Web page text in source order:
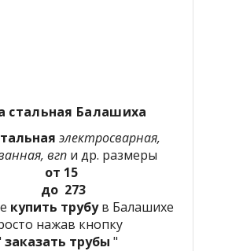
стальная Балашиха
электросварная,
вгп и др. размеры
от 15
до 273
купить трубув Балашихе
нажав кнопку
заказать трубы "